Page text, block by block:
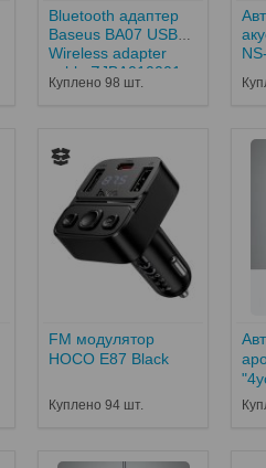
Bluetooth адаптер
Baseus BA07 USB
Wireless adapter
cable ZJBA010001...
Куплено 98 шт.
FM модулятор
HOCO E87 Black
Куплено 94 шт.